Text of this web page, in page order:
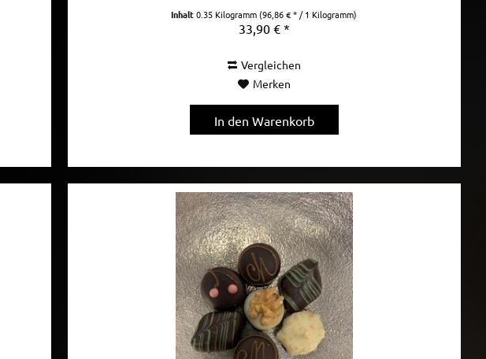
Inhalt0.35 Kilogramm(96,86 € * / 1 Kilogramm)
33,90 € *
Vergleichen
Merken
In den Warenkorb